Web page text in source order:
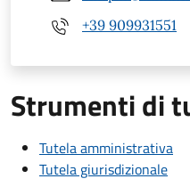
+39 909931551
Strumenti di
Tutela amministrativa
Tutela giurisdizionale